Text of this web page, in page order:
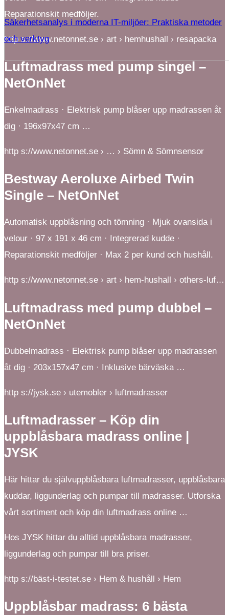
Säkerhetsanalys i moderna IT-miljöer: Praktiska metoder
och verktyg
Reparationskit medföljer.
http s://www.netonnet.se › art › hemhushall › resapacka
Luftmadrass med pump singel –
NetOnNet
Enkelmadrass · Elektrisk pump blåser upp madrassen åt
dig · 196x97x47 cm …
http s://www.netonnet.se › … › Sömn & Sömnsensor
Bestway Aeroluxe Airbed Twin
Single – NetOnNet
Automatisk uppblåsning och tömning · Mjuk ovansida i
velour · 97 x 191 x 46 cm · Integrerad kudde ·
Reparationskit medföljer · Max 2 per kund och hushåll.
http s://www.netonnet.se › art › hem-hushall › others-luf…
Luftmadrass med pump dubbel –
NetOnNet
Dubbelmadrass · Elektrisk pump blåser upp madrassen
åt dig · 203x157x47 cm · Inklusive bärväska …
http s://jysk.se › utemobler › luftmadrasser
Luftmadrasser – Köp din
uppblåsbara madrass online |
JYSK
Här hittar du självuppblåsbara luftmadrasser, uppblåsbara
kuddar, liggunderlag och pumpar till madrasser. Utforska
vårt sortiment och köp din luftmadrass online …
Hos JYSK hittar du alltid uppblåsbara madrasser,
liggunderlag och pumpar till bra priser.
http s://bäst-i-testet.se › Hem & hushåll › Hem
Uppblåsbar madrass: 6 bästa